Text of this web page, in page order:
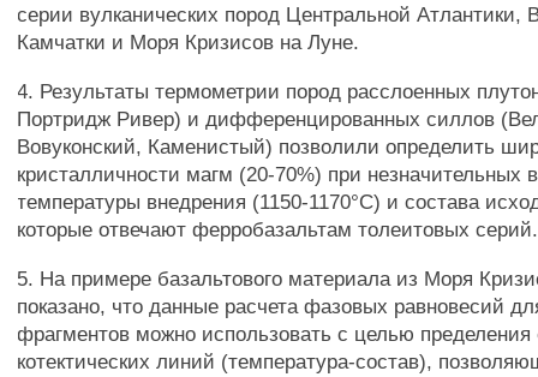
серии вулканических пород Центральной Атлантики,
Камчатки и Моря Кризисов на Луне.
4. Результаты термометрии пород расслоенных
Портридж Ривер) и дифференцированных силлов
Вовуконский, Каменистый) позволили определить
кристалличности магм (20-70%) при незначительных
температуры внедрения (1150-1170°С) и состава
которые отвечают ферробазальтам толеитовых серий.
5. На примере базальтового материала из Моря
показано, что данные расчета фазовых равновесий
фрагментов можно использовать с целью пределения
котектических линий (температура-состав),